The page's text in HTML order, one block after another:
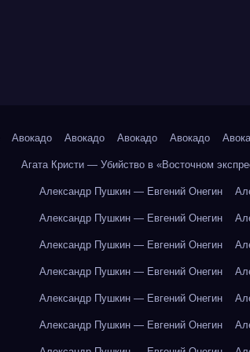
Авокадо Авокадо Авокадо Авокадо
Агата Кристи — Убийство в «Восточном
Александр Пушкин — Евгений Онегин
Александр Пушкин — Евгений Онегин
Александр Пушкин — Евгений Онегин
Александр Пушкин — Евгений Онегин
Александр Пушкин — Евгений Онегин
Александр Пушкин — Евгений Онегин